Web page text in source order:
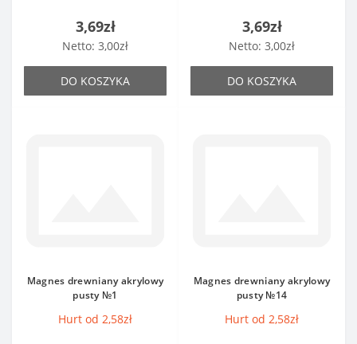
3,69zł
Netto: 3,00zł
DO KOSZYKA
3,69zł
Netto: 3,00zł
DO KOSZYKA
Magnes drewniany akrylowy
pusty №1
Hurt od 2,58zł
Magnes drewniany akrylowy
pusty №14
Hurt od 2,58zł